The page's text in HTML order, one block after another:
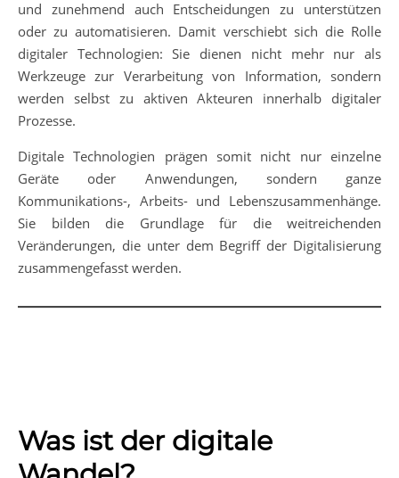
und zunehmend auch Entscheidungen zu unterstützen
oder zu automatisieren. Damit verschiebt sich die Rolle
digitaler Technologien: Sie dienen nicht mehr nur als
Werkzeuge zur Verarbeitung von Information, sondern
werden selbst zu aktiven Akteuren innerhalb digitaler
Prozesse.
Digitale Technologien prägen somit nicht nur einzelne
Geräte oder Anwendungen, sondern ganze
Kommunikations-, Arbeits- und Lebenszusammenhänge.
Sie bilden die Grundlage für die weitreichenden
Veränderungen, die unter dem Begriff der Digitalisierung
zusammengefasst werden.
Was ist der digitale